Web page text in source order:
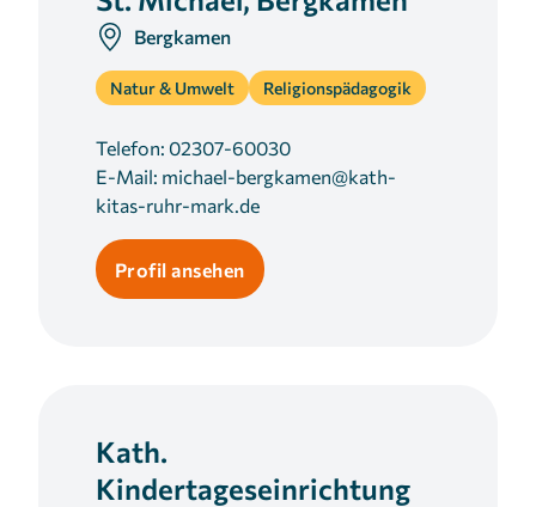
Bergkamen
Natur & Umwelt Religionspädagogik
Telefon: 02307-60030
E-Mail: michael-bergkamen@kath-
kitas-ruhr-mark.de
Profil ansehen
Kath.
Kindertageseinrichtung